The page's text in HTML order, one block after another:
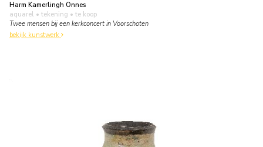
Harm Kamerlingh Onnes
aquarel • tekening • te koop
Twee mensen bij een kerkconcert in Voorschoten
bekijk kunstwerk